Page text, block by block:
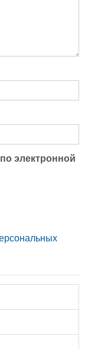
электронной